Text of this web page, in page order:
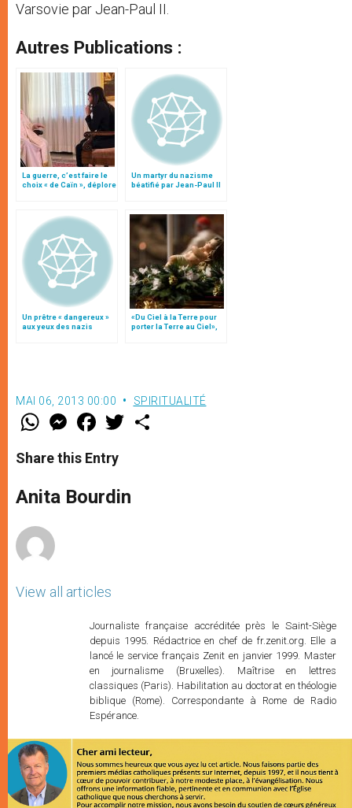
Varsovie par Jean-Paul II.
Autres Publications :
La guerre, c’est faire le
choix « de Caïn », déplore
Un martyr du nazisme
béatifié par Jean-Paul II
Un prêtre « dangereux »
aux yeux des nazis
«Du Ciel à la Terre pour
porter la Terre au Ciel»,
MAI 06, 2013 00:00 SPIRITUALITÉ
W
t
s
p
p
M
e
s
e
g
e
F
a
e
b
o
k
w
r
Share this Entry
Anita Bourdin
View all articles
Journaliste française accréditée près le Saint-Siège
depuis 1995. Rédactrice en chef de fr.zenit.org. Elle a
lancé le service français Zenit en janvier 1999. Master
en journalisme (Bruxelles). Maîtrise en lettres
classiques (Paris). Habilitation au doctorat en théologie
biblique (Rome). Correspondante à Rome de Radio
Espérance.